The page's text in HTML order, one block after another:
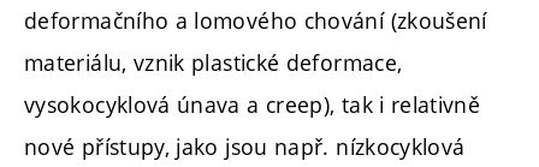
deformačního a lomového chování (zkoušení
materiálu, vznik plastické deformace,
vysokocyklová únava a creep), tak i relativně
nové přístupy, jako jsou např. nízkocyklová